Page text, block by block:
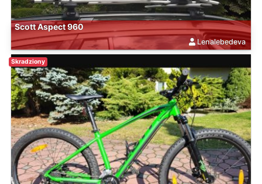
Scott Aspect 960
Lenalebedeva
Skradziony